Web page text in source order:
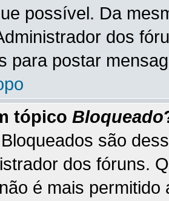
possível. Da
dos
para postar
tópico Bloqueado
são
dos fóruns.
é mais